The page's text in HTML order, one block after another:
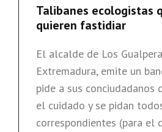
Links
Talibanes ecologistas
quieren fastidiar
El alcalde de Los
Extremadura, emite un
pide a sus conciudadanos
el cuidado y se pidan
correspondientes (para el